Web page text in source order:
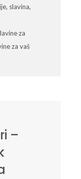
, slavina,
za
za vaš
–